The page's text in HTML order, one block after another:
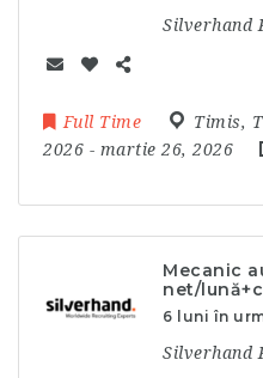
Silverhand
Full Time Timis,
2026 - martie 26, 2026
Mecanic
net/
6 luni în
Silverhand